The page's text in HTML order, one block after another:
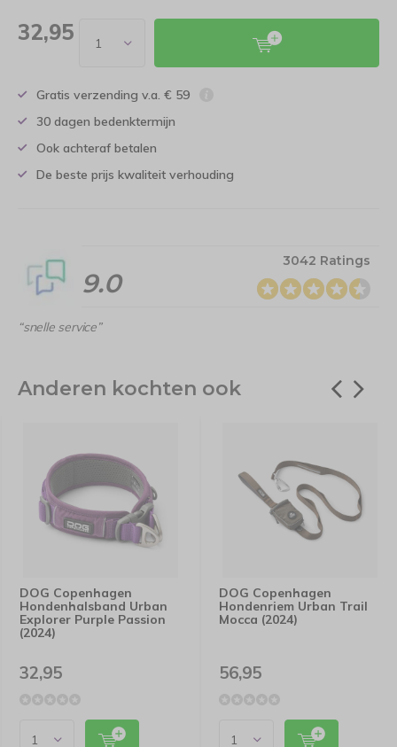
32,95
Gratis verzending v.a. € 59
30 dagen bedenktermijn
Ook achteraf betalen
De beste prijs kwaliteit verhouding
9.0
3042 Ratings
“snelle service”
Anderen kochten ook
DOG Copenhagen
Hondenhalsband Urban
Explorer Purple Passion
(2024)
32,95
DOG Copenhagen
Hondenriem Urban Trail
Mocca (2024)
56,95